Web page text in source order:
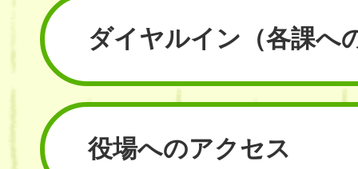
ダイヤルイン （各課へ
役場へのアクセス